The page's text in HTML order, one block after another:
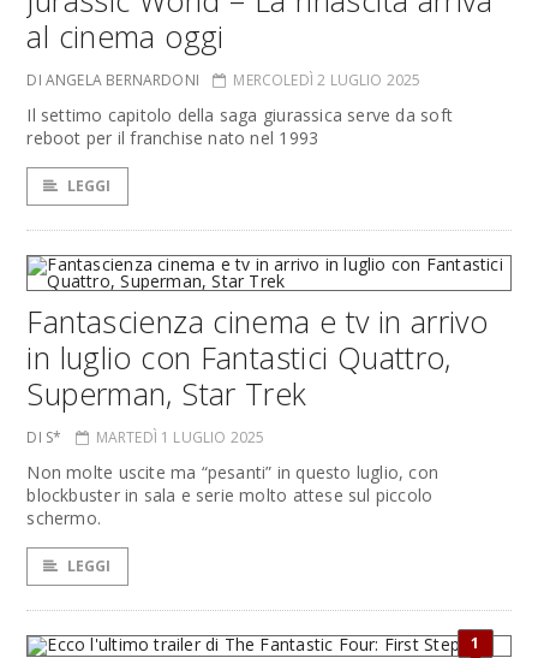
al cinema oggi
DI ANGELA BERNARDONI MERCOLEDÌ 2 LUGLIO 2025
Il settimo capitolo della saga giurassica serve da soft
reboot per il franchise nato nel 1993
LEGGI
Fantascienza cinema e tv in arrivo
in luglio con Fantastici Quattro,
Superman, Star Trek
DI S* MARTEDÌ 1 LUGLIO 2025
Non molte uscite ma “pesanti” in questo luglio, con
blockbuster in sala e serie molto attese sul piccolo
schermo.
LEGGI
1